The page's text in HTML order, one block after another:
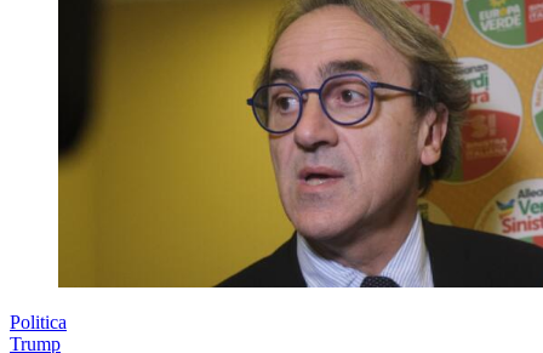
Politica
Trump